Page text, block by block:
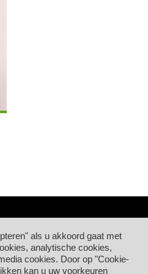
als u akkoord gaat met
analytische cookies,
cookies. Door op "Cookie-
kan u uw voorkeuren